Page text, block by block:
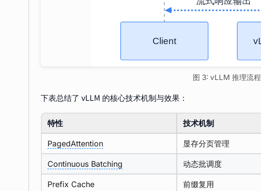
图 3: vLLM 推理流程
下表总结了 vLLM 的核心技术机制与效果：
特性 技术机制
PagedAttention 显存分页管理
Continuous Batching 动态批调度
Prefix Cache 前缀复用